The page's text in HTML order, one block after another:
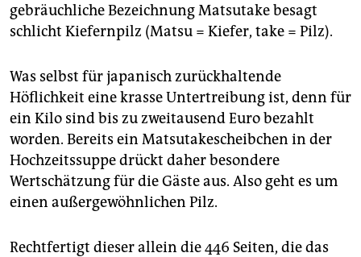
genossenschaft
gebräuchliche Bezeichnung Matsutake besagt
schlicht Kiefernpilz (Matsu = Kiefer, take = Pilz).
Was selbst für japanisch zurückhaltende
Höflichkeit eine krasse Untertreibung ist, denn für
ein Kilo sind bis zu zweitausend Euro bezahlt
worden. Bereits ein Matsutakescheibchen in der
Hochzeitssuppe drückt daher besondere
Wertschätzung für die Gäste aus. Also geht es um
einen außergewöhnlichen Pilz.
Rechtfertigt dieser allein die 446 Seiten, die das